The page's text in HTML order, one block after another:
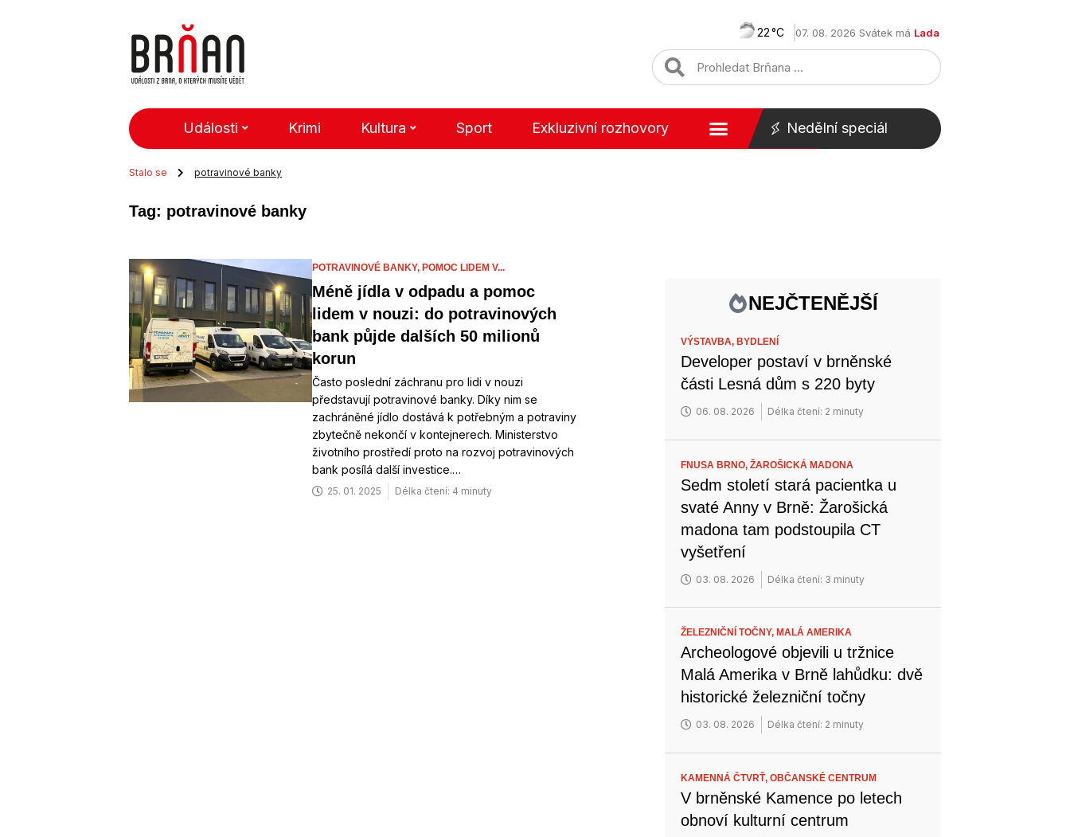
22 07. 08. 2026 Svátek má Lada
Události Krimi Kultura Sport Exkluzivní rozhovory Nedělní speciál
Stalo se potravinové banky
Tag: potravinové banky
POTRAVINOVÉ BANKY, POMOC LIDEM V...
Méně jídla v odpadu a pomoc
lidem v nouzi: do potravinových
bank půjde dalších 50 milionů
korun
Často poslední záchranu pro lidi v nouzi
představují potravinové banky. Díky nim se
zachráněné jídlo dostává k potřebným a potraviny
zbytečně nekončí v kontejnerech. Ministerstvo
životního prostředí proto na rozvoj potravinových
bank posílá další investice.…
25. 01. 2025 Délka čtení: 4 minuty
NEJČTENĚJŠÍ
VÝSTAVBA, BYDLENÍ
Developer postaví v brněnské
části Lesná dům s 220 byty
06. 08. 2026 Délka čtení: 2 minuty
FNUSA BRNO,ŽAROŠICKÁ MADONA
Sedm století stará pacientka u
svaté Anny v Brně: Žarošická
madona tam podstoupila CT
vyšetření
03. 08. 2026 Délka čtení: 3 minuty
ŽELEZNIČNÍ TOČNY, MALÁ AMERIKA
Archeologové objevili u tržnice
Malá Amerika v Brně lahůdku: dvě
historické železniční točny
03. 08. 2026 Délka čtení: 2 minuty
KAMENNÁ ČTVRŤ,OBČANSKÉ CENTRUM
V brněnské Kamence po letech
obnoví kulturní centrum